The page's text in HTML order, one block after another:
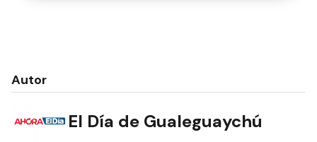
Autor
El Día de Gualeguaychú